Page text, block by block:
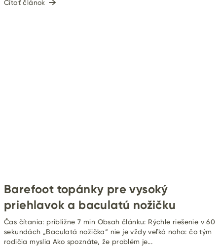
Čítať článok
Barefoot topánky pre vysoký
priehlavok a baculatú nožičku
Čas čítania: približne 7 min Obsah článku: Rýchle riešenie v 60
sekundách „Baculatá nožička“ nie je vždy veľká noha: čo tým
rodičia myslia Ako spoznáte, že problém je...